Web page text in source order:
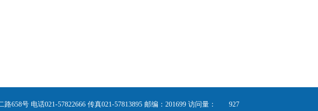
927
号 电话021-57822666 传真021-57813895 邮编：201699 访问量：